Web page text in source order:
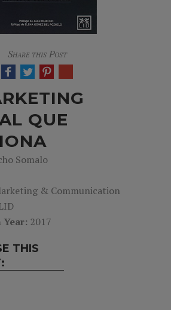
Share this Post
QUE
Somalo
& Communication
2017
THIS